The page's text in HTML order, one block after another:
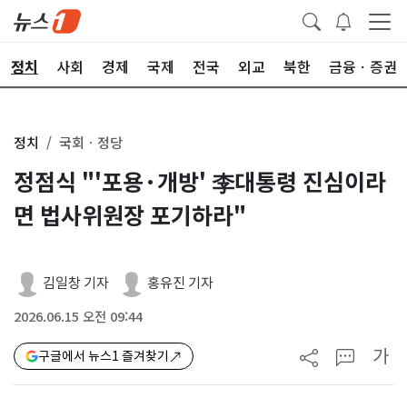
정치 사회 경제 국제 전국 외교 북한 금융ㆍ증권
정치 국회ㆍ정당
정점식 "'포용·개방' 李대통령 진심이라
면 법사위원장 포기하라"
김일창 기자 홍유진 기자
2026.06.15 오전 09:44
구글에서 뉴스1 즐겨찾기 가